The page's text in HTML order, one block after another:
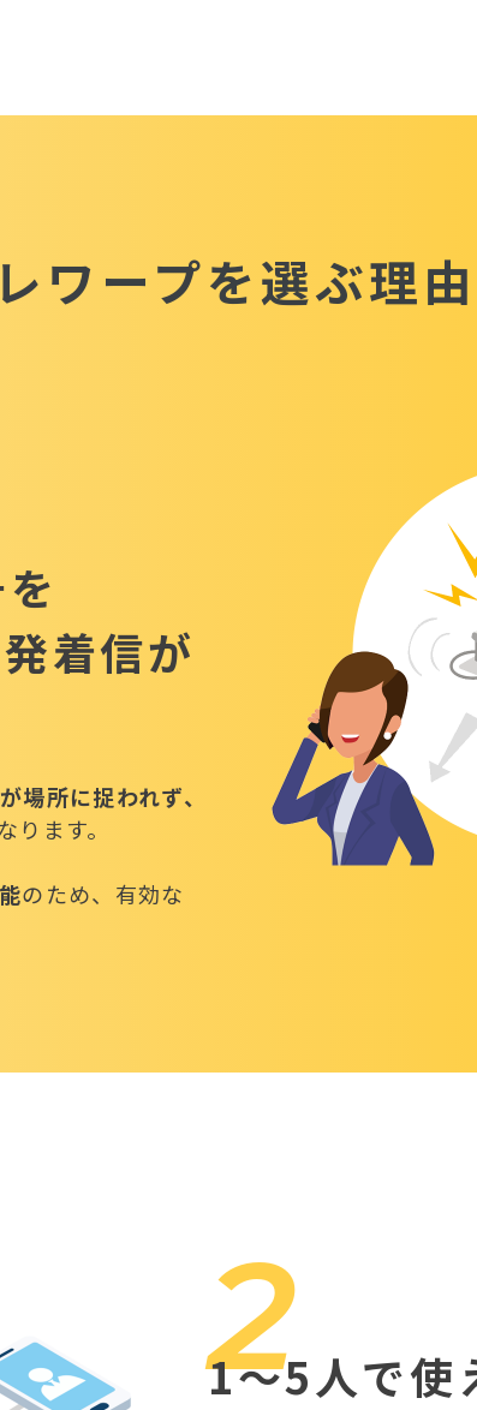
ワープを選ぶ理由
着信が
場所に捉われず、
ります。
のため、有効な
2
1～5人で使